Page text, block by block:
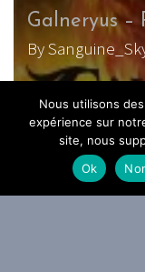
Galneryus –
By
CHRONIQUE METAL
Nous utilisons
expérience sur
site, nous
Ok